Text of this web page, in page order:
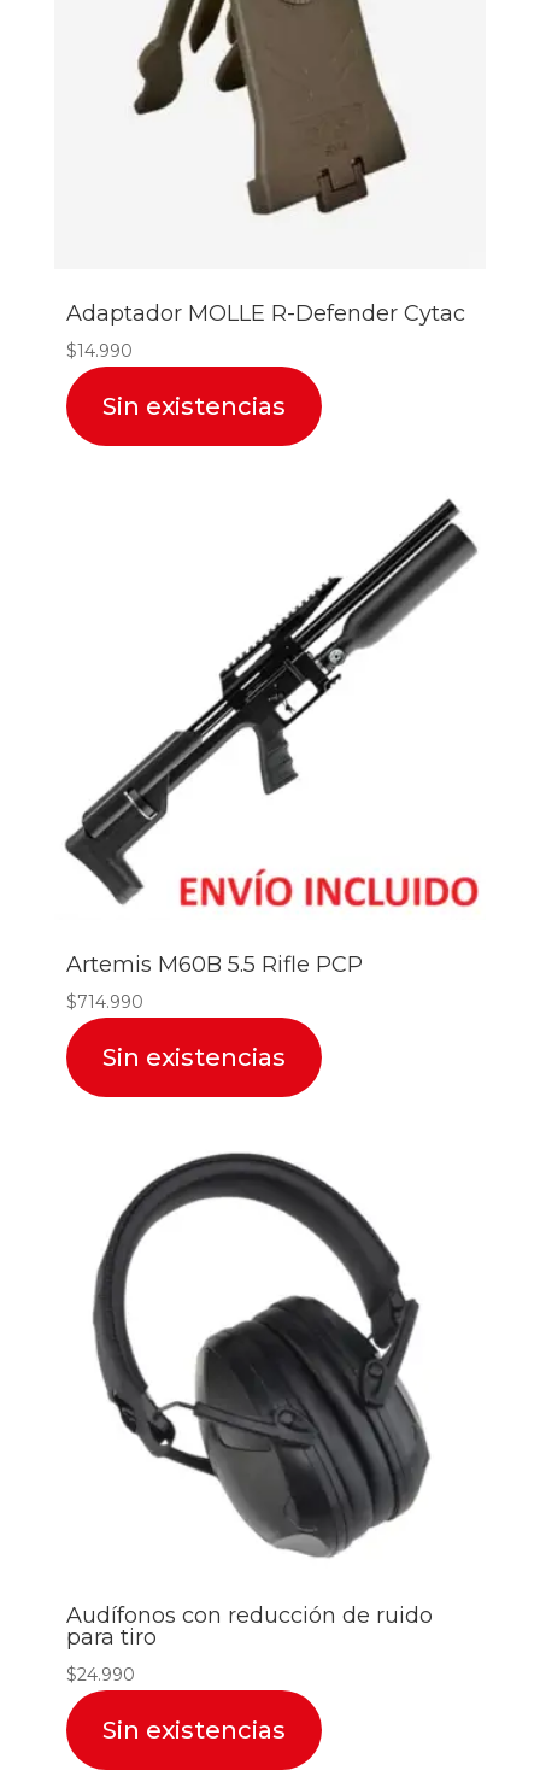
Adaptador MOLLE R-Defender Cytac
$14.990
Sin existencias
Artemis M60B 5.5 Rifle PCP
$714.990
Sin existencias
Audífonos con reducción de ruido
para tiro
$24.990
Sin existencias